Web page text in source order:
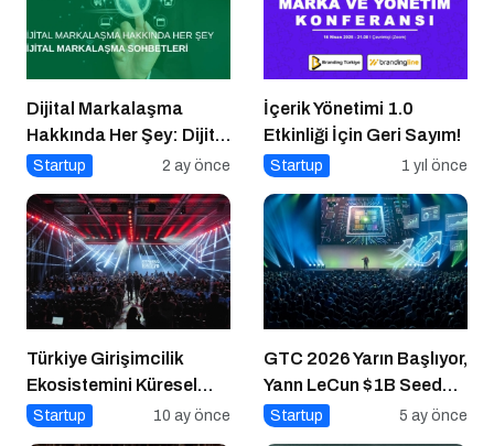
Dijital Markalaşma
Hakkında Her Şey: Dijital
Markalaşma Sohbetleri
Startup 2 ay önce
İçerik Yönetimi 1.0
Etkinliği İçin Geri Sayım!
Startup 1 yıl önce
Türkiye Girişimcilik
Ekosistemini Küresel
Sahneye Taşıyan
Startup 10 ay önce
GTC 2026 Yarın Başlıyor,
Yann LeCun $1B Seed
Aldı: AI Fonlama
Startup 5 ay önce